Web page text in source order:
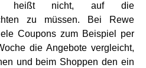
heißt nicht, auf die
zu müssen. Bei Rewe
Coupons zum Beispiel per
die Angebote vergleicht,
und beim Shoppen den ein